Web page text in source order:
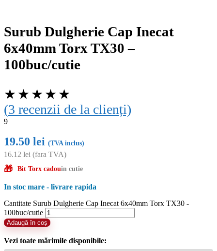
Surub Dulgherie Cap Inecat
6x40mm Torx TX30 –
100buc/cutie
★ ★ ★ ★ ★
(3 recenzii de la clienți)
9
19.50 lei (TVA inclus)
16.12 lei (fara TVA)
🎁 Bit Torx cadouin cutie
In stoc mare - livrare rapida
Cantitate Surub Dulgherie Cap Inecat 6x40mm Torx TX30 -
100buc/cutie
Adaugă în coș
Vezi toate mărimile disponibile: